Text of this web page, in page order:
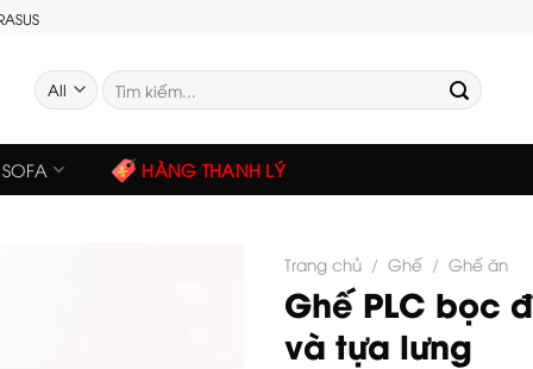
Tìm
kiếm:
SOFA HÀNG THANH LÝ
Trang chủ / Ghế / Ghế ăn
Ghế PLC bọc
và tựa lưng